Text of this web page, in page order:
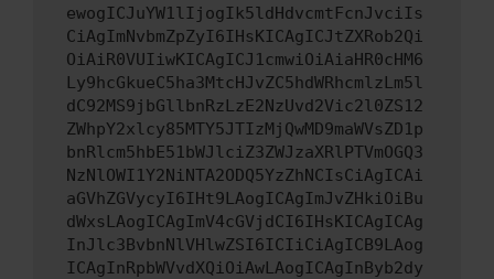
ewogICJuYW1lIjogIk5ldHdvcmtFcnJvciIs
CiAgImNvbmZpZyI6IHsKICAgICJtZXRob2Qi
OiAiR0VUIiwKICAgICJ1cmwiOiAiaHR0cHM6
Ly9hcGkueC5ha3MtcHJvZC5hdWRhcmlzLm5l
dC92MS9jbGllbnRzLzE2NzUvd2Vic2l0ZS12
ZWhpY2xlcy85MTY5JTIzMjQwMD9maWVsZD1p
bnRlcm5hbE51bWJlciZ3ZWJzaXRlPTVmOGQ3
NzNlOWI1Y2NiNTA2ODQ5YzZhNCIsCiAgICAi
aGVhZGVycyI6IHt9LAogICAgImJvZHkiOiBu
dWxsLAogICAgImV4cGVjdCI6IHsKICAgICAg
InJlc3BvbnNlVHlwZSI6ICIiCiAgICB9LAog
ICAgInRpbWVvdXQiOiAwLAogICAgInByb2dy